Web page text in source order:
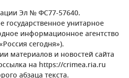
Эл № ФС77-57640.
государственное унитарное
информационное агентство
сегодня»).
материалов и новостей сайта
на https://crimea.ria.ru